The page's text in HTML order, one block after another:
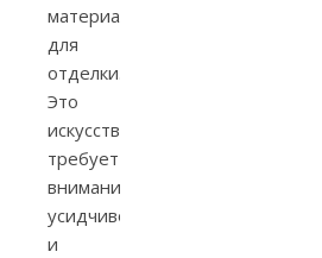
материалов
для
отделки.
Это
искусство
требует
внимания,
усидчивости
и